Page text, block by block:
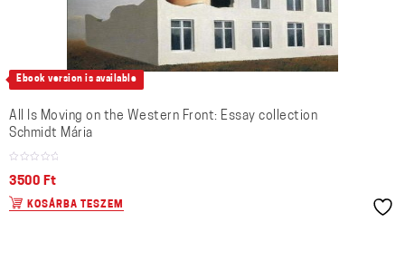
Ebook version is available
All Is Moving on the Western Front: Essay collection
Schmidt Mária
3500 Ft
KOSÁRBA TESZEM